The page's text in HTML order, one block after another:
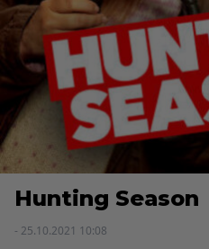
Hunting Season
- 25.10.2021 10:08